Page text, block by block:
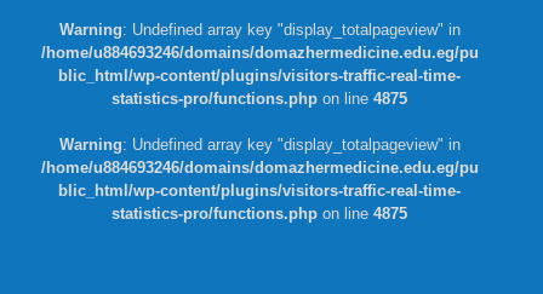
Warning: Undefined array key "display_totalpageview" in
/home/u884693246/domains/domazhermedicine.edu.eg/pu
blic_html/wp-content/plugins/visitors-traffic-real-time-
statistics-pro/functions.php on line 4875
Warning: Undefined array key "display_totalpageview" in
/home/u884693246/domains/domazhermedicine.edu.eg/pu
blic_html/wp-content/plugins/visitors-traffic-real-time-
statistics-pro/functions.php on line 4875